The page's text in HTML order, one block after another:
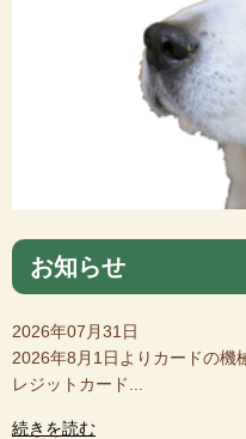
お知らせ
2026年07月31日
2026年8月1日よりカードの機
レジットカード...
続きを読む